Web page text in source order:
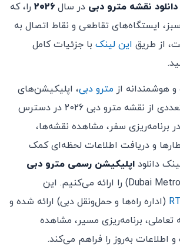
دانلود نقشه مترو دبی در سال2026 را، که
ایستگاه‌های تقاطعی و نقاط اتصال به
از طریق این لینک با جزئیات کامل
هوشمندانه از مترو دبی، اپلیکیشن‌های
رسمی و کاربردی متعددی از نقشه مترو دبی 2026 در دسترس
برنامه‌ریزی سفر، مشاهده نقشه‌ها،
و دریافت اطلاعات لحظه‌ای کمک
دانلود اپلیکیشن رسمی مترو دبی
(Dubai Metro Interactive Map) را ارائه می‌کنیم. این
(اداره راه‌ها و حمل‌ونقل دبی) ارائه شده و
تعاملی، برنامه‌ریزی مسیر، مشاهده
اطلاعات به‌روز را فراهم می‌کند.​